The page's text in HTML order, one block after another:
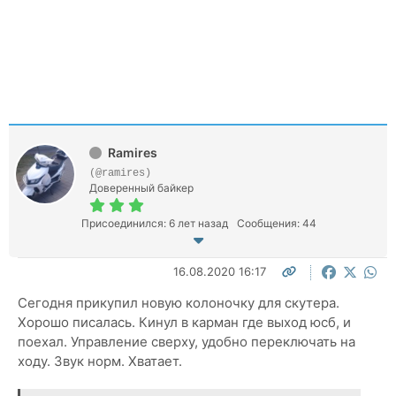
Ramires
(@ramires)
Доверенный байкер
Присоединился: 6 лет назад Сообщения: 44
16.08.2020 16:17
Сегодня прикупил новую колоночку для скутера.
Хорошо писалась. Кинул в карман где выход юсб, и
поехал. Управление сверху, удобно переключать на
ходу. Звук норм. Хватает.